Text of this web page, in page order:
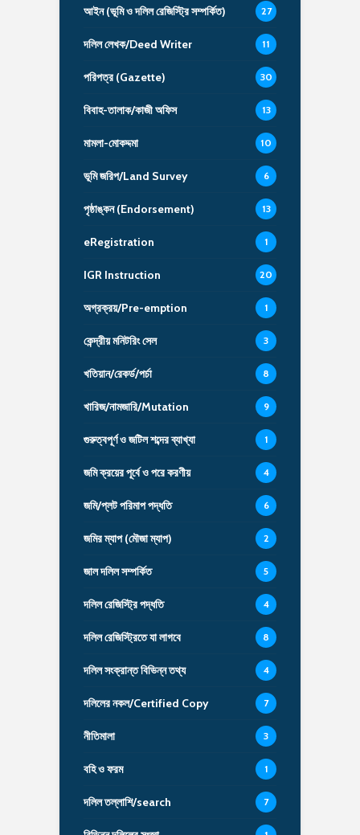
আইন (ভূমি ও দলিল রেজিস্ট্রি সম্পর্কিত) 27
দলিল লেখক/Deed Writer 11
পরিপত্র (Gazette) 30
বিবাহ-তালাক/কাজী অফিস 13
মামলা-মোকদ্দমা 10
ভূমি জরিপ/Land Survey 6
পৃষ্ঠাঙ্কন (Endorsement) 13
eRegistration 1
IGR Instruction 20
অগ্রক্রয়/Pre-emption 1
কেন্দ্রীয় মনিটরিং সেল 3
খতিয়ান/রেকর্ড/পর্চা 8
খারিজ/নামজারি/Mutation 9
গুরুত্বপূর্ণ ও জটিল শব্দের ব্যাখ্যা 1
জমি ক্রয়ের পূর্বে ও পরে করণীয় 4
জমি/প্লট পরিমাপ পদ্ধতি 6
জমির ম্যাপ (মৌজা ম্যাপ) 2
জাল দলিল সম্পর্কিত 5
দলিল রেজিস্ট্রি পদ্ধতি 4
দলিল রেজিস্ট্রিতে যা লাগবে 8
দলিল সংক্রান্ত বিভিন্ন তথ্য 4
দলিলের নকল/Certified Copy 7
নীতিমালা 3
বহি ও ফরম 1
দলিল তল্লাশি/search 7